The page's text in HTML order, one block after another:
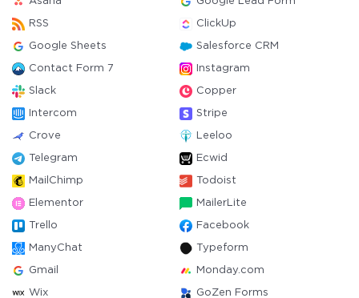
RSS ClickUp
Google Sheets Salesforce CRM
Contact Form 7 Instagram
Slack Copper
Intercom Stripe
Crove Leeloo
Telegram Ecwid
MailChimp Todoist
Elementor MailerLite
Trello Facebook
ManyChat Typeform
Gmail Monday.com
Wix GoZen Forms